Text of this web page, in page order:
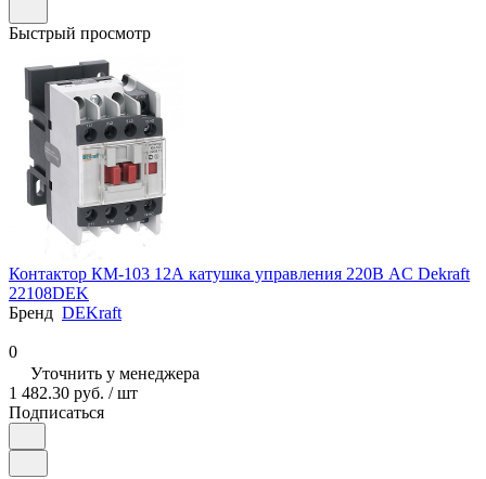
Быстрый просмотр
Контактор КМ-103 12А катушка управления 220В AC Dekraft
22108DEK
Бренд DEKraft
0
Уточнить у менеджера
1 482.30 руб. / шт
Подписаться